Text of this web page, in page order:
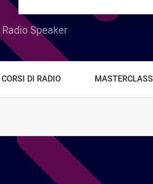
Radio Speaker
CORSI DI RADIO MASTERCLASS